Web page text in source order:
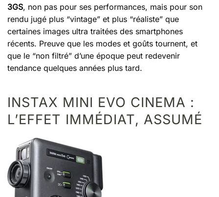
3GS, non pas pour ses performances, mais pour son
rendu jugé plus “vintage” et plus “réaliste” que
certaines images ultra traitées des smartphones
récents. Preuve que les modes et goûts tournent, et
que le “non filtré” d’une époque peut redevenir
tendance quelques années plus tard.
INSTAX MINI EVO CINEMA :
L’EFFET IMMÉDIAT, ASSUMÉ